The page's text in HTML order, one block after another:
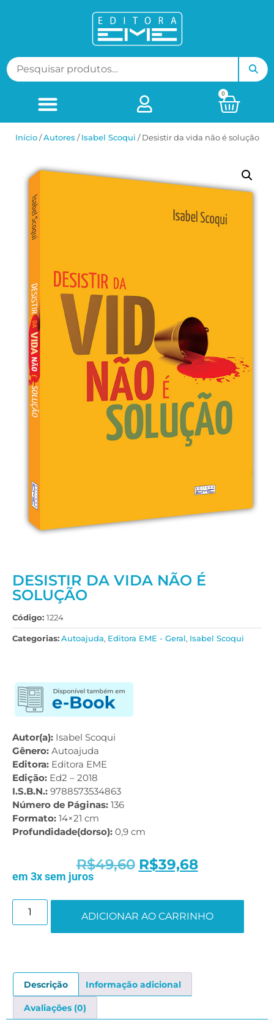
0
Início/ㅤAutores /Isabel Scoqui / Desistir da vida não é solução
DESISTIR DA VIDA NÃO É
SOLUÇÃO
Código: 1224
Categorias:Autoajuda, Editora EME - Geral, Isabel Scoqui
Autor(a): Isabel Scoqui
Gênero: Autoajuda
Editora: Editora EME
Edição: Ed2 – 2018
I.S.B.N.: 9788573534863
Número de Páginas: 136
Formato: 14×21 cm
Profundidade(dorso): 0,9 cm
R$49,60 R$39,68
em 3x sem juros
ADICIONAR AO CARRINHO
Descrição Informação adicional
Avaliações (0)